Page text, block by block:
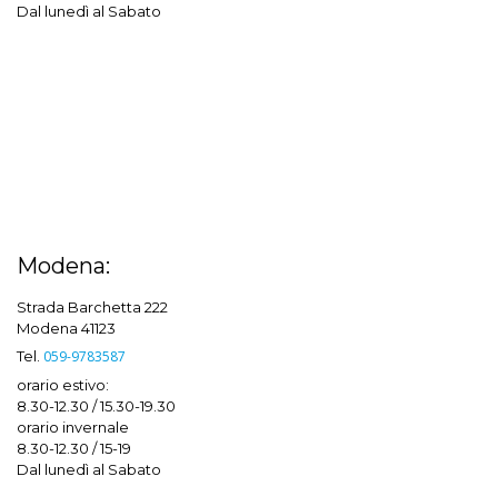
Dal lunedì al Sabato
Modena:
Strada Barchetta 222
Modena 41123
Tel. 059-9783587
orario estivo:
8.30-12.30 / 15.30-19.30
orario invernale
8.30-12.30 / 15-19
Dal lunedì al Sabato